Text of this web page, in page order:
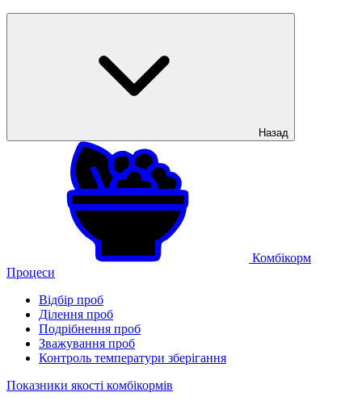
Назад
Комбікорм
Процеси
Відбір проб
Ділення проб
Подрібнення проб
Зважування проб
Контроль температури зберігання
Показники якості комбікормів